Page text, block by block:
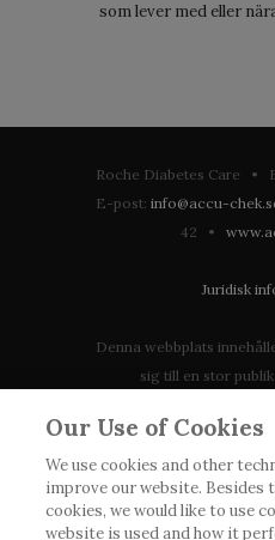
som lever med eller
Roche Diabetes Care •
E-post: info@accu-
42 •
Juridisk
Denna webbplats
sig till en stor
tillgänglig eller giltig i ditt
att vi inte tar något
eventuellt inte uppfyller
process, förordning,
Our Use of Cookies
We use cookies and other
improve our website. Besides
cookies, we would like to use
website is used and how it